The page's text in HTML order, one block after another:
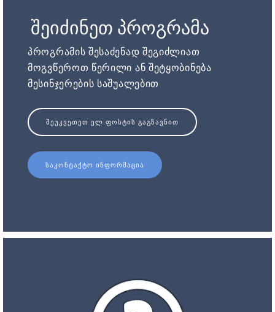
შეიძინეთ პროგრამა
პროგრამის შესაძენად შეგიძლიათ
მოგვწეროთ წერილი ან შეტყობინება
მესინჯერების საშუალებით
ᲨᲔᲣᲙᲕᲔᲗᲔᲗ ᲔᲚ.ᲤᲝᲡᲢᲘᲡ ᲒᲐᲒᲖᲐᲕᲜᲘᲗ
ᲡᲐᲙᲝᲜᲢᲐᲥᲢᲝ ᲘᲜᲤᲝᲠᲛᲐᲪᲘᲐ